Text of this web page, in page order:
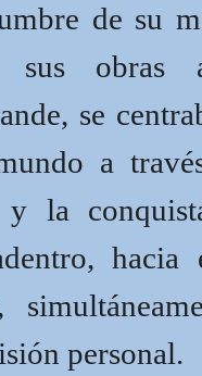
de su
sus obras
se
a
y la
personal.